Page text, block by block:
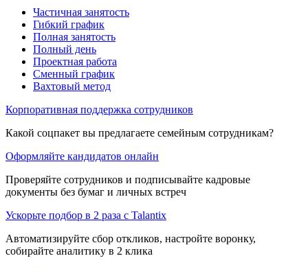
Частичная занятость
Гибкий график
Полная занятость
Полный день
Проектная работа
Сменный график
Вахтовый метод
Корпоративная поддержка сотрудников
Какой соцпакет вы предлагаете семейным сотрудникам?
Оформляйте кандидатов онлайн
Проверяйте сотрудников и подписывайте кадровые
документы без бумаг и личных встреч
Ускорьте подбор в 2 раза с Talantix
Автоматизируйте сбор откликов, настройте воронку,
собирайте аналитику в 2 клика